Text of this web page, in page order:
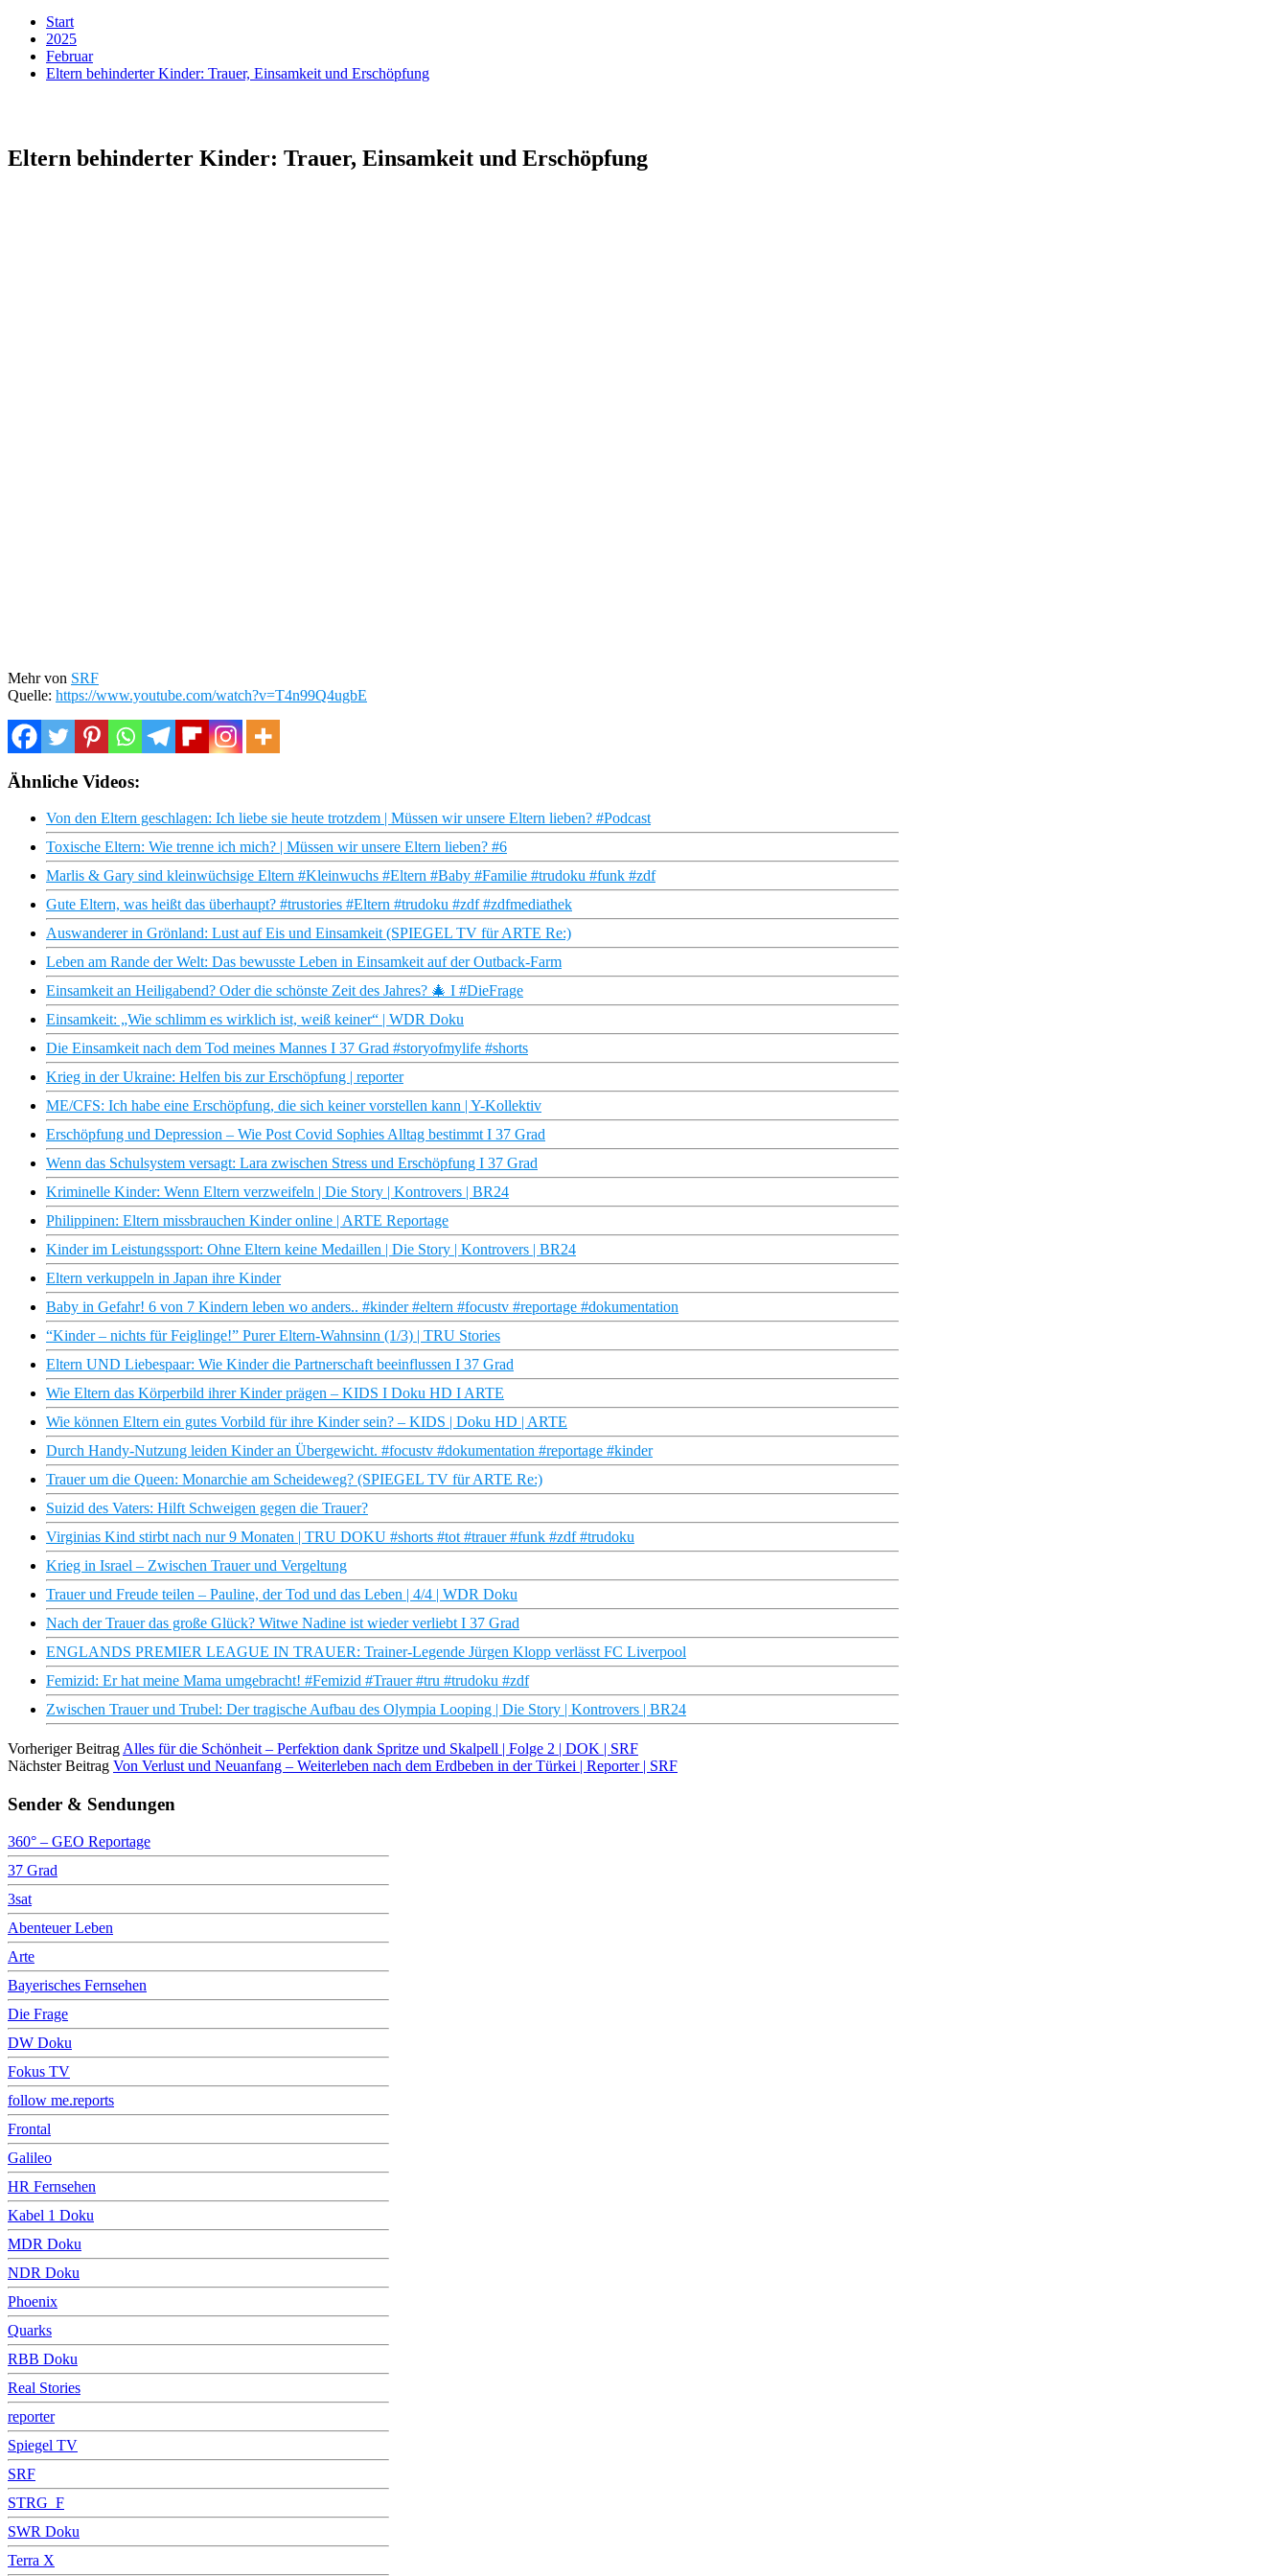
Start
2025
Februar
Eltern behinderter Kinder: Trauer, Einsamkeit und Erschöpfung
Eltern behinderter Kinder: Trauer, Einsamkeit und Erschöpfung
Mehr von SRF
Quelle: https://www.youtube.com/watch?v=T4n99Q4ugbE
Ähnliche Videos:
Von den Eltern geschlagen: Ich liebe sie heute trotzdem | Müssen wir unsere Eltern lieben? #Podcast
Toxische Eltern: Wie trenne ich mich? | Müssen wir unsere Eltern lieben? #6
Marlis & Gary sind kleinwüchsige Eltern #Kleinwuchs #Eltern #Baby #Familie #trudoku #funk #zdf
Gute Eltern, was heißt das überhaupt? #trustories #Eltern #trudoku #zdf #zdfmediathek
Auswanderer in Grönland: Lust auf Eis und Einsamkeit (SPIEGEL TV für ARTE Re:)
Leben am Rande der Welt: Das bewusste Leben in Einsamkeit auf der Outback-Farm
Einsamkeit an Heiligabend? Oder die schönste Zeit des Jahres? 🎄 I #DieFrage
Einsamkeit: „Wie schlimm es wirklich ist, weiß keiner“ | WDR Doku
Die Einsamkeit nach dem Tod meines Mannes I 37 Grad #storyofmylife #shorts
Krieg in der Ukraine: Helfen bis zur Erschöpfung | reporter
ME/CFS: Ich habe eine Erschöpfung, die sich keiner vorstellen kann | Y-Kollektiv
Erschöpfung und Depression – Wie Post Covid Sophies Alltag bestimmt I 37 Grad
Wenn das Schulsystem versagt: Lara zwischen Stress und Erschöpfung I 37 Grad
Kriminelle Kinder: Wenn Eltern verzweifeln | Die Story | Kontrovers | BR24
Philippinen: Eltern missbrauchen Kinder online | ARTE Reportage
Kinder im Leistungssport: Ohne Eltern keine Medaillen | Die Story | Kontrovers | BR24
Eltern verkuppeln in Japan ihre Kinder
Baby in Gefahr! 6 von 7 Kindern leben wo anders.. #kinder #eltern #focustv #reportage #dokumentation
“Kinder – nichts für Feiglinge!” Purer Eltern-Wahnsinn (1/3) | TRU Stories
Eltern UND Liebespaar: Wie Kinder die Partnerschaft beeinflussen I 37 Grad
Wie Eltern das Körperbild ihrer Kinder prägen – KIDS I Doku HD I ARTE
Wie können Eltern ein gutes Vorbild für ihre Kinder sein? – KIDS | Doku HD | ARTE
Durch Handy-Nutzung leiden Kinder an Übergewicht. #focustv #dokumentation #reportage #kinder
Trauer um die Queen: Monarchie am Scheideweg? (SPIEGEL TV für ARTE Re:)
Suizid des Vaters: Hilft Schweigen gegen die Trauer?
Virginias Kind stirbt nach nur 9 Monaten | TRU DOKU #shorts #tot #trauer #funk #zdf #trudoku
Krieg in Israel – Zwischen Trauer und Vergeltung
Trauer und Freude teilen – Pauline, der Tod und das Leben | 4/4 | WDR Doku
Nach der Trauer das große Glück? Witwe Nadine ist wieder verliebt I 37 Grad
ENGLANDS PREMIER LEAGUE IN TRAUER: Trainer-Legende Jürgen Klopp verlässt FC Liverpool
Femizid: Er hat meine Mama umgebracht! #Femizid #Trauer #tru #trudoku #zdf
Zwischen Trauer und Trubel: Der tragische Aufbau des Olympia Looping | Die Story | Kontrovers | BR24
Vorheriger Beitrag Alles für die Schönheit – Perfektion dank Spritze und Skalpell | Folge 2 | DOK | SRF
Nächster Beitrag Von Verlust und Neuanfang – Weiterleben nach dem Erdbeben in der Türkei | Reporter | SRF
Sender & Sendungen
360° – GEO Reportage
37 Grad
3sat
Abenteuer Leben
Arte
Bayerisches Fernsehen
Die Frage
DW Doku
Fokus TV
follow me.reports
Frontal
Galileo
HR Fernsehen
Kabel 1 Doku
MDR Doku
NDR Doku
Phoenix
Quarks
RBB Doku
Real Stories
reporter
Spiegel TV
SRF
STRG_F
SWR Doku
Terra X